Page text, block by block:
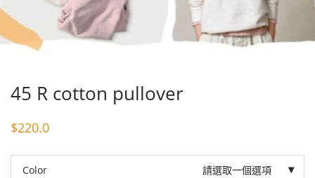
45 R cotton pullover
$220.0
Color 請選取一個選項